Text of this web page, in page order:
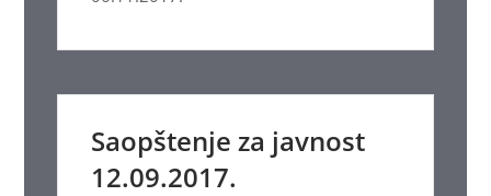
Saopštenje za javnost
12.09.2017.